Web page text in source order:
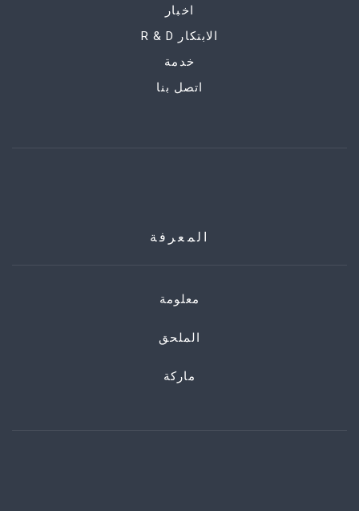
اخبار
R & D الابتكار
خدمة
اتصل بنا
المعرفة
معلومة
الملحق
ماركة